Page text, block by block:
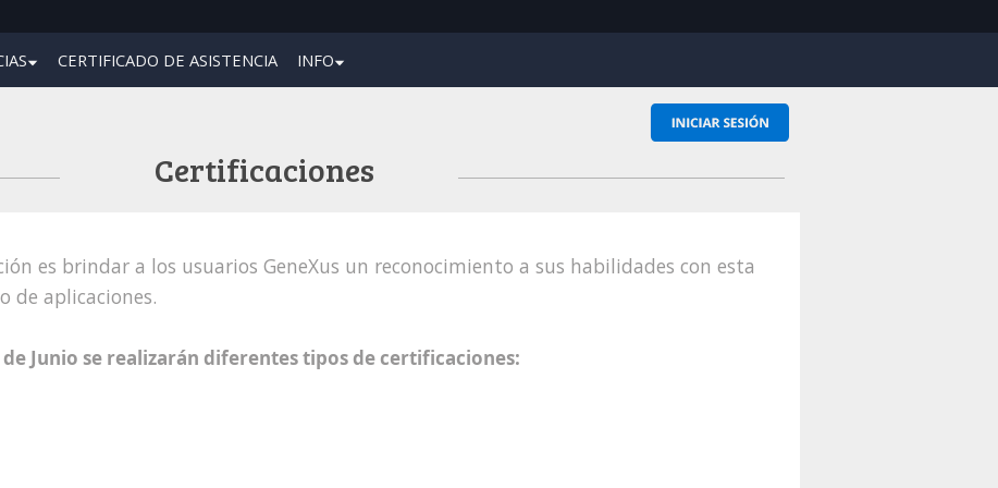
CERTIFICADO DE ASISTENCIA INFO
Certificaciones
es brindar a los usuarios GeneXus un reconocimiento a sus habilidades con esta
de aplicaciones.
de Junio se realizarán diferentes tipos de certificaciones: